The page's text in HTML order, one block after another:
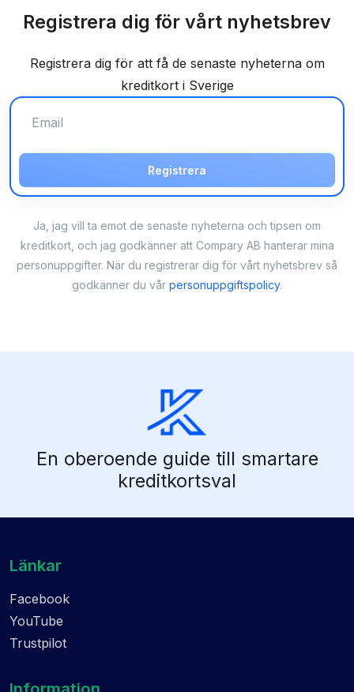
Registrera dig för vårt nyhetsbrev
Registrera dig för att få de senaste nyheterna om
kreditkort i Sverige
Registrera
Ja, jag vill ta emot de senaste nyheterna och tipsen om
kreditkort, och jag godkänner att Compary AB hanterar mina
personuppgifter. När du registrerar dig för vårt nyhetsbrev så
godkänner du vår personuppgiftspolicy.
En oberoende guide till smartare
kreditkortsval
Länkar
Facebook
YouTube
Trustpilot